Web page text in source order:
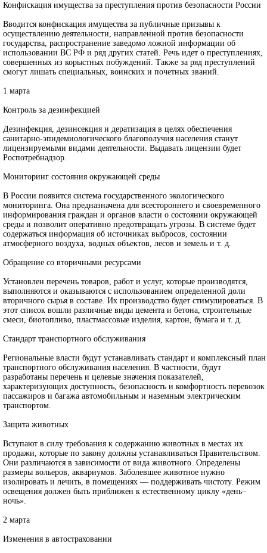
Конфискация имущества за преступления против безопасности России
Вводится конфискация имущества за публичные призывы к
осуществлению деятельности, направленной против безопасности
государства, распространение заведомо ложной информации об
использовании ВС РФ и ряд других статей. Речь идет о преступлениях,
совершенных из корыстных побуждений. Также за ряд преступлений
смогут лишать специальных, воинских и почетных званий.
1 марта
Контроль за дезинфекцией
Дезинфекция, дезинсекция и дератизация в целях обеспечения
санитарно-эпидемиологического благополучия населения станут
лицензируемыми видами деятельности. Выдавать лицензии будет
Роспотребнадзор.
Мониторинг состояния окружающей среды
В России появится система государственного экологического
мониторинга. Она предназначена для всестороннего и своевременного
информирования граждан и органов власти о состоянии окружающей
среды и позволит оперативно предотвращать угрозы. В системе будет
содержаться информация об источниках выбросов, состоянии
атмосферного воздуха, водных объектов, лесов и земель и т. д.
Обращение со вторичными ресурсами
Установлен перечень товаров, работ и услуг, которые производятся,
выполняются и оказываются с использованием определенной доли
вторичного сырья в составе. Их производство будет стимулироваться. В
этот список вошли различные виды цемента и бетона, строительные
смеси, биотопливо, пластмассовые изделия, картон, бумага и т. д.
Стандарт транспортного обслуживания
Региональные власти будут устанавливать стандарт и комплексный план
транспортного обслуживания населения. В частности, будут
разработаны перечень и целевые значения показателей,
характеризующих доступность, безопасность и комфортность перевозок
пассажиров и багажа автомобильным и наземным электрическим
транспортом.
Защита животных
Вступают в силу требования к содержанию животных в местах их
продажи, которые по закону должны устанавливаться Правительством.
Они различаются в зависимости от вида животного. Определены
размеры вольеров, аквариумов. Заболевшее животное нужно
изолировать и лечить, в помещениях — поддерживать чистоту. Режим
освещения должен быть приближен к естественному циклу «день–
ночь».
2 марта
Изменения в автостраховании